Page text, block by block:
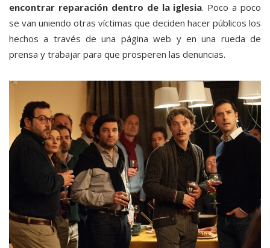
encontrar reparación dentro de la iglesia. Poco a poco
se van uniendo otras víctimas que deciden hacer públicos los
hechos a través de una página web y en una rueda de
prensa y trabajar para que prosperen las denuncias.